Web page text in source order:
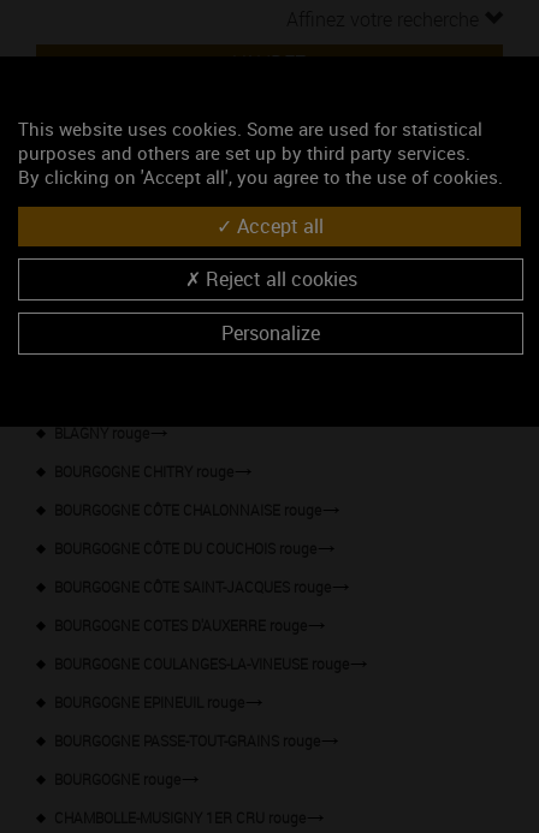
VALIDEZ
Liste des vins qui s'accorde avec votre
plat
AUXEY-DURESSES rouge
BEAUNE 1ER CRU rouge
BEAUNE rouge
BLAGNY rouge
This website uses cookies. Some are used for statistical
purposes and others are set up by third party services.
By clicking on 'Accept all', you agree to the use of cookies.
Accept all
Reject all cookies
Personalize